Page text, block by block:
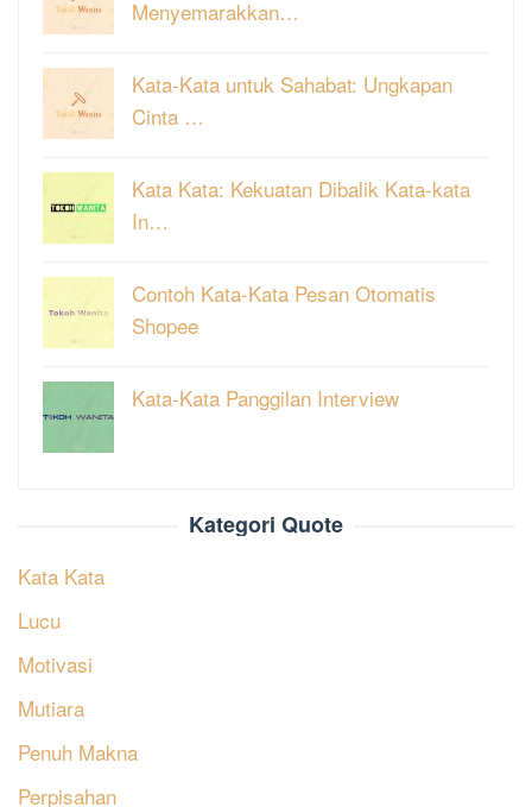
Menyemarakkan…
Kata-Kata untuk Sahabat: Ungkapan
Cinta …
Kata Kata: Kekuatan Dibalik Kata-kata
In…
Contoh Kata-Kata Pesan Otomatis
Shopee
Kata-Kata Panggilan Interview
Kategori Quote
Kata Kata
Lucu
Motivasi
Mutiara
Penuh Makna
Perpisahan